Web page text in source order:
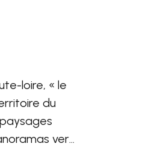
loire, « le
du
vers